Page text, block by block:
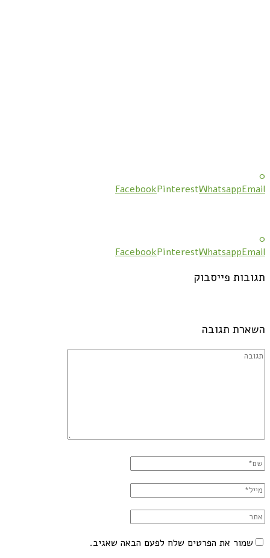
0
FacebookPinterestWhatsappEmail
0
FacebookPinterestWhatsappEmail
תגובות פייסבוק
השארת תגובה
שמור את הפרטים שלח לפעם הבאה שאגיב.